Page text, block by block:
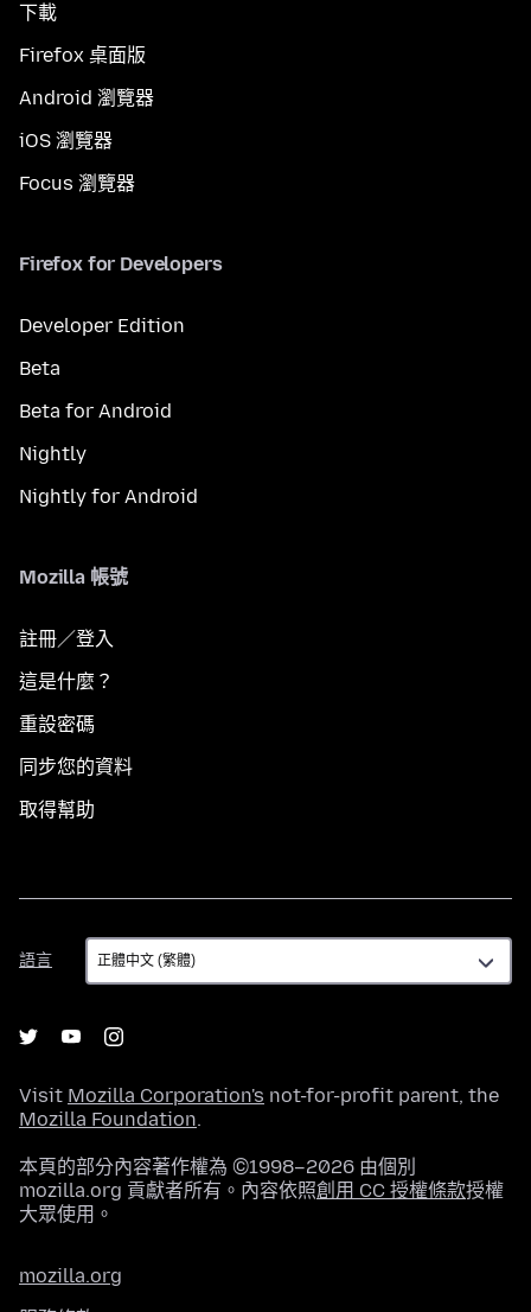
下載
Firefox 桌面版
Android 瀏覽器
iOS 瀏覽器
Focus 瀏覽器
Firefox for Developers
Developer Edition
Beta
Beta for Android
Nightly
Nightly for Android
Mozilla 帳號
註冊／登入
這是什麼？
重設密碼
同步您的資料
取得幫助
語言
語
言
Visit Mozilla Corporation's not-for-profit parent, the
Mozilla Foundation.
本頁的部分內容著作權為 ©1998–2026 由個別
mozilla.org 貢獻者所有。內容依照創用 CC 授權條款授權
大眾使用。
mozilla.org